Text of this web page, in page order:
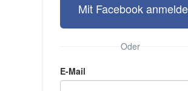
Mit Facebook
Oder
E-Mail